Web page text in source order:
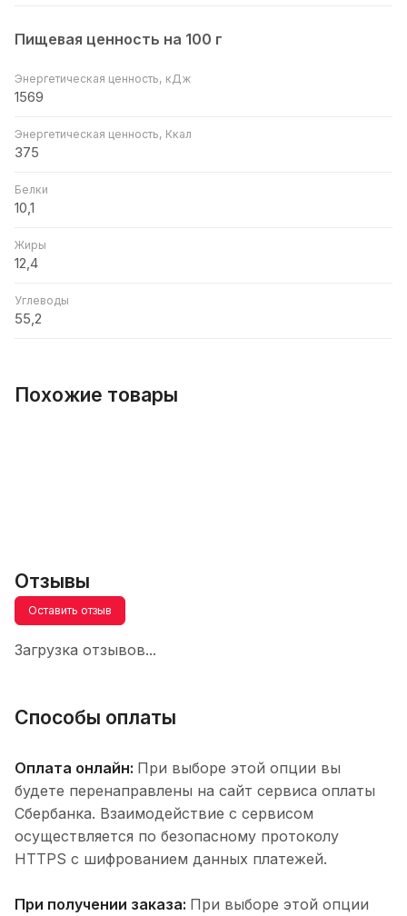
Пищевая ценность на 100 г
Энергетическая ценность, кДж
1569
Энергетическая ценность, Ккал
375
Белки
10,1
Жиры
12,4
Углеводы
55,2
Похожие товары
Отзывы
Оставить отзыв
Загрузка отзывов...
Способы оплаты
Оплата онлайн: При выборе этой опции вы
будете перенаправлены на сайт сервиса оплаты
Сбербанка. Взаимодействие с сервисом
осуществляется по безопасному протоколу
HTTPS с шифрованием данных платежей.
При получении заказа: При выборе этой опции